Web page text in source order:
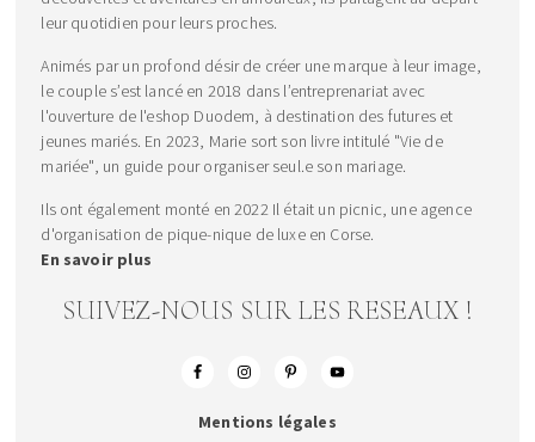
leur quotidien pour leurs proches.
Animés par un profond désir de créer une marque à leur image,
le couple s’est lancé en 2018 dans l’entreprenariat avec
l'ouverture de l'eshop Duodem, à destination des futures et
jeunes mariés. En 2023, Marie sort son livre intitulé "Vie de
mariée", un guide pour organiser seul.e son mariage.
Ils ont également monté en 2022 Il était un picnic, une agence
d'organisation de pique-nique de luxe en Corse.
En savoir plus
SUIVEZ-NOUS SUR LES RESEAUX !
Mentions légales